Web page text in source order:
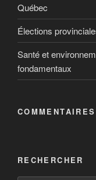
Québec
Élections
Santé et
fondamentaux
RECHERCHER